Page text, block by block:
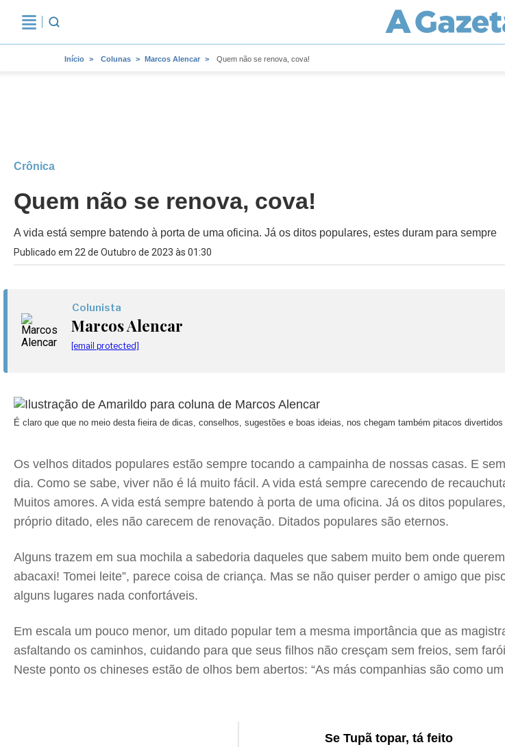
Início Colunas Marcos Alencar Quem não se renova, cova!
Crônica
Quem não se renova, cova!
A vida está sempre batendo à porta de uma oficina. Já os ditos populares, estes duram para sempre
Publicado em 22 de Outubro de 2023 às 01:30
Colunista
Marcos Alencar
[email protected]
É claro que que no meio desta fieira de dicas, conselhos, sugestões e boas ideias, nos chegam também pitacos divertidos
Os velhos ditados populares estão sempre tocando a campainha de nossas casas. E
dia. Como se sabe, viver não é lá muito fácil. A vida está sempre carecendo de
Muitos amores. A vida está sempre batendo à porta de uma oficina. Já os ditos
próprio ditado, eles não carecem de renovação. Ditados populares são eternos.
Alguns trazem em sua mochila a sabedoria daqueles que sabem muito bem onde
abacaxi! Tomei leite”, parece coisa de criança. Mas se não quiser perder o amigo que
alguns lugares nada confortáveis.
Em escala um pouco menor, um ditado popular tem a mesma importância que as
asfaltando os caminhos, cuidando para que seus filhos não cresçam sem freios, sem
Neste ponto os chineses estão de olhos bem abertos: “As más companhias são como
Se Tupã topar, tá feito